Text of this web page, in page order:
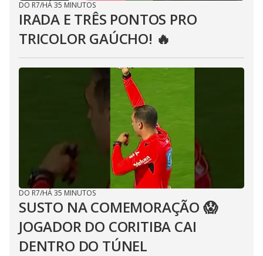
DO R7/HÁ 35 MINUTOS
IRADA E TRÊS PONTOS PRO
TRICOLOR GAÚCHO! 🔥
DO R7/HÁ 35 MINUTOS
SUSTO NA COMEMORAÇÃO 😱
JOGADOR DO CORITIBA CAI
DENTRO DO TÚNEL